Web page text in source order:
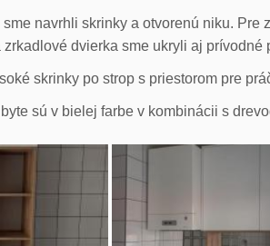
navrhli skrinky a otvorenú niku. Pre
dvierka sme ukryli aj prívodné
skrinky po strop s priestorom pre
sú v bielej farbe v kombinácii s